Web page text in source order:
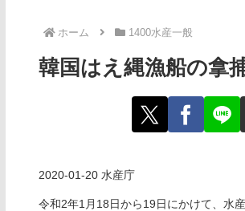
ホーム 1400水産一般
韓国はえ縄漁船の拿
2020-01-20 水産庁
令和2年1月18日から19日にかけて、水